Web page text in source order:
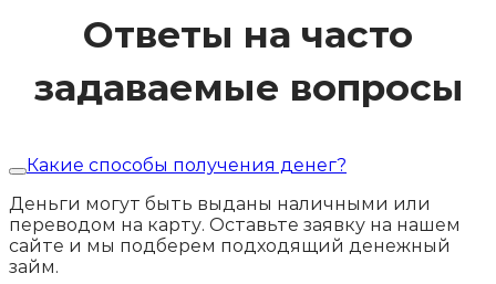
Ответы на часто
задаваемые вопросы
Какие способы получения денег?
Деньги могут быть выданы наличными или
переводом на карту. Оставьте заявку на нашем
сайте и мы подберем подходящий денежный
займ.